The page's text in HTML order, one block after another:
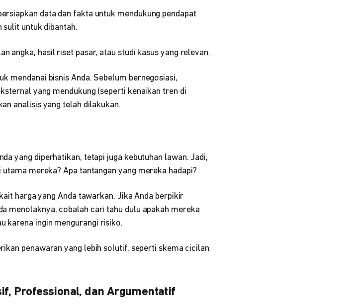
data dan fakta untuk mendukung pendapat
sulit untuk dibantah.
angka, hasil riset pasar, atau studi kasus yang relevan.
mendanai bisnis Anda. Sebelum bernegosiasi,
yang mendukung (seperti kenaikan tren di
analisis yang telah dilakukan.
yang diperhatikan, tetapi juga kebutuhan lawan. Jadi,
mereka? Apa tantangan yang mereka hadapi?
harga yang Anda tawarkan. Jika Anda berpikir
menolaknya, cobalah cari tahu dulu apakah mereka
karena ingin mengurangi risiko.
penawaran yang lebih solutif, seperti skema cicilan
Professional, dan Argumentatif